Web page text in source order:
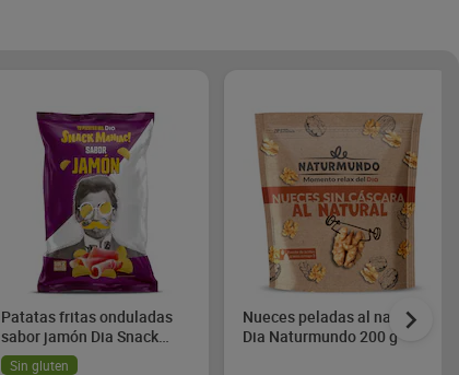
Patatas fritas onduladas
sabor jamón Dia Snack
Maniac 170 g
Sin gluten
Nueces peladas al natural
Dia Naturmundo 200 g